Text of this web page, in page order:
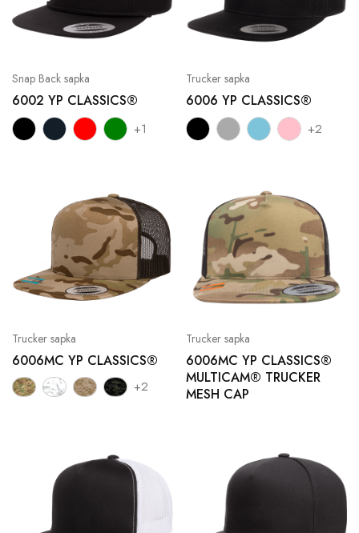
Snap Back sapka
6002 YP CLASSICS®
+1
Trucker sapka
6006 YP CLASSICS®
+2
Trucker sapka
6006MC YP CLASSICS®
+2
Trucker sapka
6006MC YP CLASSICS®
MULTICAM® TRUCKER
MESH CAP